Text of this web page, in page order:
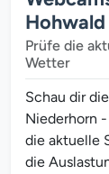
Hohwald
Prüfe die
Wetter
Schau dir
Niederhorn
die aktuelle
die